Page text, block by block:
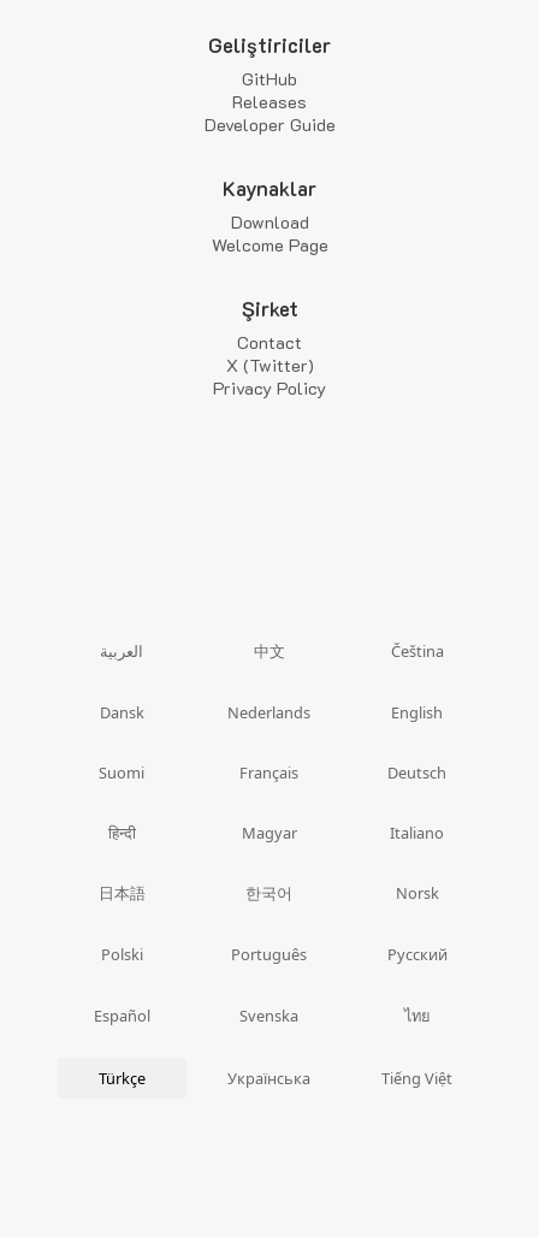
Geliştiriciler
GitHub
Releases
Developer Guide
Kaynaklar
Download
Welcome Page
Şirket
Contact
X (Twitter)
Privacy Policy
العربية 中文 Čeština
Dansk Nederlands English
Suomi Français Deutsch
हिन्दी Magyar Italiano
日本語 한국어 Norsk
Polski Português Русский
Español Svenska ไทย
Türkçe Українська Tiếng Việt